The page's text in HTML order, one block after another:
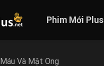
Phim Mới Plus
Máu Và Mật Ong